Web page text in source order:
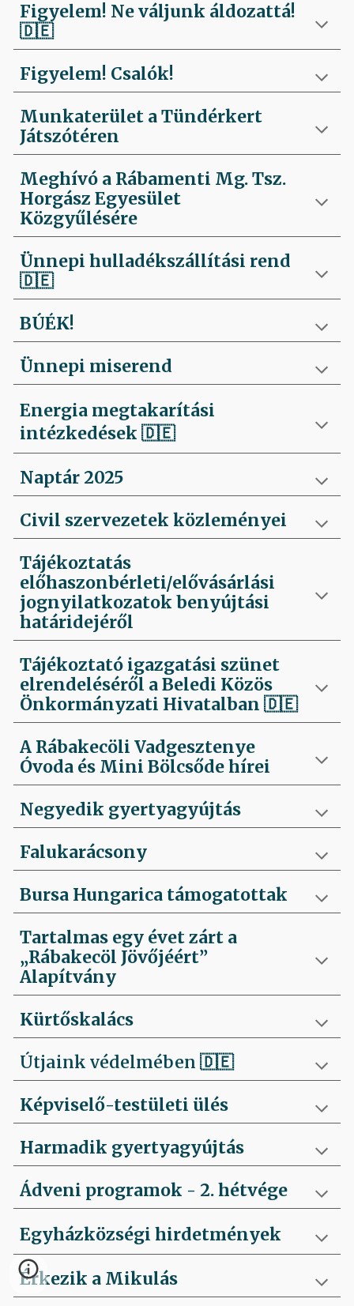
Figyelem! Ne váljunk áldozattá!
🇩🇪
Figyelem! Csalók!
Munkaterület a Tündérkert
Játszótéren
Meghívó a Rábamenti Mg. Tsz.
Horgász Egyesület
Közgyűlésére
Ünnepi hulladékszállítási rend
🇩🇪
BÚÉK!
Ünnepi miserend
Energia megtakarítási
intézkedések🇩🇪
Naptár 2025
Civil szervezetek közleményei
Tájékoztatás
előhaszonbérleti/elővásárlási
jognyilatkozatok benyújtási
határidejéről
Tájékoztató igazgatási szünet
elrendeléséről a Beledi Közös
Önkormányzati Hivatalban🇩🇪
A Rábakecöli Vadgesztenye
Óvoda és Mini Bölcsőde hírei
Negyedik gyertyagyújtás
Falukarácsony
Bursa Hungarica támogatottak
Tartalmas egy évet zárt a
„Rábakecöl Jövőjéért”
Alapítvány
Kürtőskalács
Útjaink védelmében🇩🇪
Képviselő-testületi ülés
Harmadik gyertyagyújtás
Ádveni programok - 2. hétvége
Egyházközségi hirdetmények
Érkezik a Mikulás